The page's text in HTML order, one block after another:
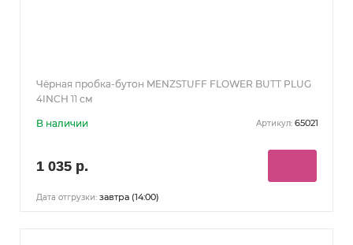
Чёрная пробка-бутон MENZSTUFF FLOWER BUTT PLUG
4INCH 11 см
В наличии Артикул: 65021
1 035 р.
Дата отгрузки: завтра (14:00)